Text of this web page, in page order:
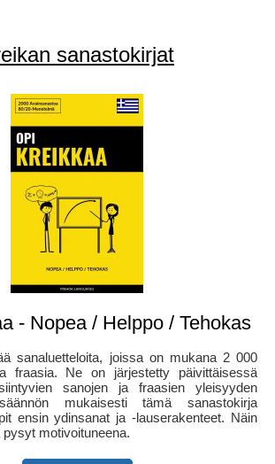
sanastokirjat
- Nopea / Helppo / Tehokas
sanaluetteloita, joissa on mukana 2 000
fraasia. Ne on järjestetty päivittäisessä
sanojen ja fraasien yleisyyden
mukaisesti tämä sanastokirja
ensin ydinsanat ja -lauserakenteet. Näin
motivoituneena.